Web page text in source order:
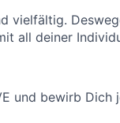
vielfältig.
all deiner
und bewirb